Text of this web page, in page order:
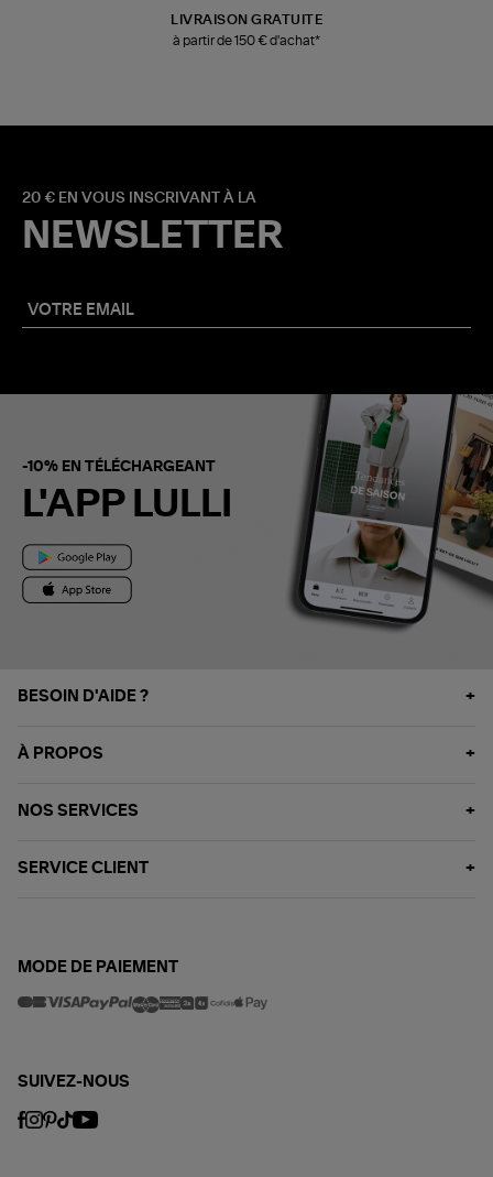
LIVRAISON GRATUITE
à partir de 150 € d'achat*
20 € EN VOUS INSCRIVANT À LA
NEWSLETTER
-10% EN TÉLÉCHARGEANT
L'APP LULLI
BESOIN D'AIDE ?
À PROPOS
NOS SERVICES
SERVICE CLIENT
MODE DE PAIEMENT
SUIVEZ-NOUS